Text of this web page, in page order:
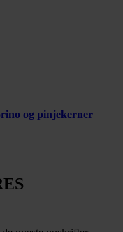
og pinjekerner